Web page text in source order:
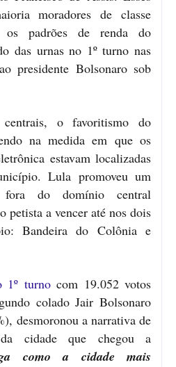
moradores de classe
padrões de renda do
das urnas no 1º turno nas
presidente Bolsonaro sob
o favoritismo do
na medida em que os
estavam localizadas
Lula promoveu um
do domínio central
petista a vencer até nos dois
Bandeira do Colônia e
turnocom 19.052 votos
colado Jair Bolsonaro
desmoronou a narrativa de
cidade que chegou a
como a cidade mais